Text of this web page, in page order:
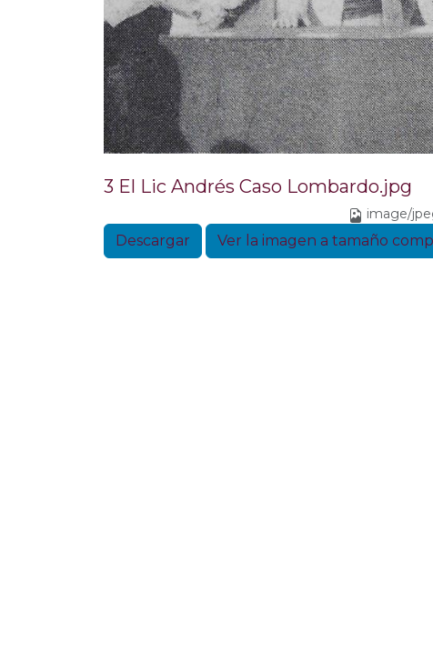
3 El Lic Andrés Caso Lombardo.jpg
image/
Descargar Ver la imagen a tamaño